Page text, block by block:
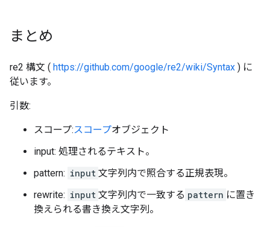
まとめ
re2 構文 ( https://github.com/google/re2/wiki/Syntax ) に
従います。
引数:
スコープ:スコープオブジェクト
input: 処理されるテキスト。
pattern: input 文字列内で照合する正規表現。
rewrite: input 文字列内で一致する pattern に置き
換えられる書き換え文字列。